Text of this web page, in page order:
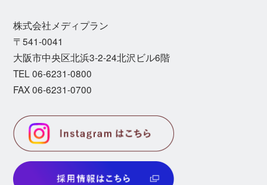
株式会社メディプラン
〒541-0041
⼤阪市中央区北浜3-2-24北沢ビル6階
TEL 06-6231-0800
FAX 06-6231-0700